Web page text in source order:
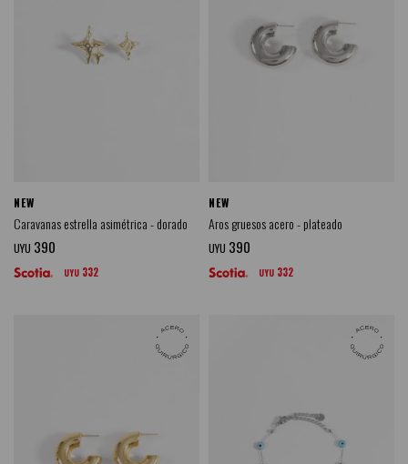
NEW
Caravanas estrella asimétrica - dorado
UYU 390
UYU 332
NEW
Aros gruesos acero - plateado
UYU 390
UYU 332